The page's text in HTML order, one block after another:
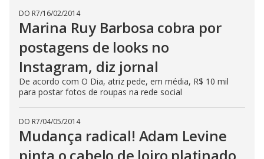
DO R7/16/02/2014
Marina Ruy Barbosa cobra por
postagens de looks no
Instagram, diz jornal
De acordo com O Dia, atriz pede, em média, R$ 10 mil
para postar fotos de roupas na rede social
DO R7/04/05/2014
Mudança radical! Adam Levine